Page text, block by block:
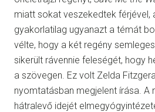
miatt sokat veszekedtek férjével,
gyakorlatilag ugyanazt a témát
vélte, hogy a két regény
sikerült rávennie feleségét, hogy
a szövegen. Ez volt Zelda
nyomtatásban megjelent írása. A
hátralevő idejét